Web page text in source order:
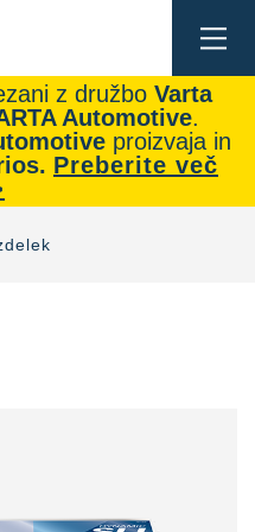
z družbo Varta
Automotive.
proizvaja in
Preberite več